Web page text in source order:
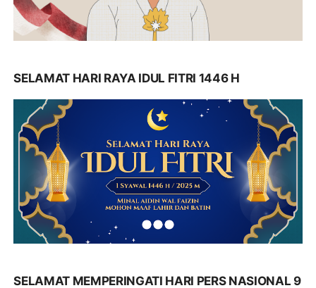
SELAMAT HARI RAYA IDUL FITRI 1446 H
SELAMAT MEMPERINGATI HARI PERS NASIONAL 9